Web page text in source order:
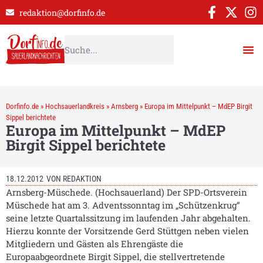
redaktion@dorfinfo.de
Dorfinfo.de » Hochsauerlandkreis » Arnsberg » Europa im Mittelpunkt – MdEP Birgit
Sippel berichtete
Europa im Mittelpunkt – MdEP
Birgit Sippel berichtete
18.12.2012 VON REDAKTION
Arnsberg-Müschede. (Hochsauerland) Der SPD-Ortsverein
Müschede hat am 3. Adventssonntag im „Schützenkrug“
seine letzte Quartalssitzung im laufenden Jahr abgehalten.
Hierzu konnte der Vorsitzende Gerd Stüttgen neben vielen
Mitgliedern und Gästen als Ehrengäste die
Europaabgeordnete Birgit Sippel, die stellvertretende